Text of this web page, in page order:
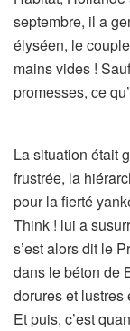
septembre, il a
élyséen, le
mains vides !
promesses, ce
La situation était
frustrée, la
pour la fierté
Think ! lui a
s’est alors dit le
dans le béton de
dorures et
Et puis, c’est